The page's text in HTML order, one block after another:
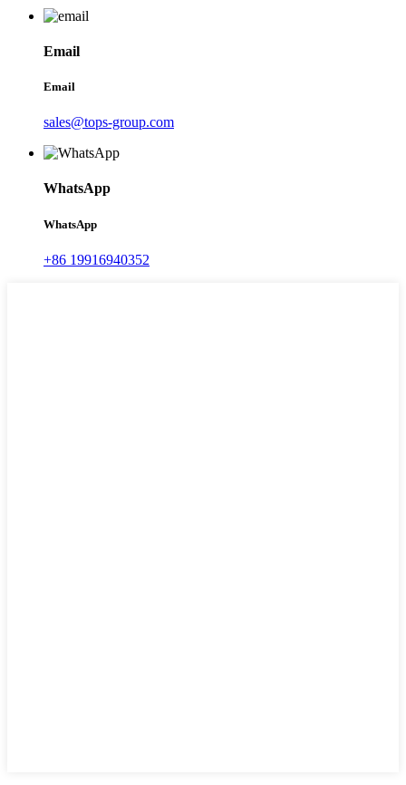
Email
Email
sales@tops-group.com
WhatsApp
WhatsApp
+86 19916940352